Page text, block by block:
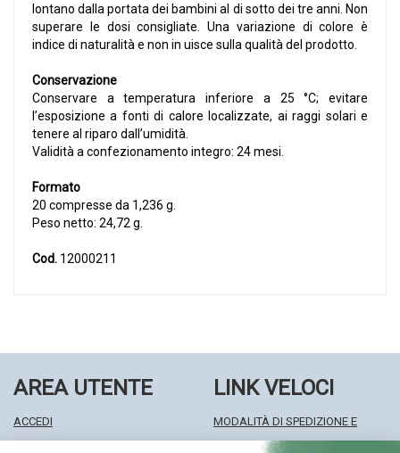
lontano dalla portata dei bambini al di sotto dei tre anni. Non
superare le dosi consigliate. Una variazione di colore è
indice di naturalità e non in uisce sulla qualità del prodotto.
Conservazione
Conservare a temperatura inferiore a 25 °C; evitare
l’esposizione a fonti di calore localizzate, ai raggi solari e
tenere al riparo dall’umidità.
Validità a confezionamento integro: 24 mesi.
Formato
20 compresse da 1,236 g.
Peso netto: 24,72 g.
Cod. 12000211
AREA UTENTE
ACCEDI
LINK VELOCI
MODALITÀ DI SPEDIZIONE E